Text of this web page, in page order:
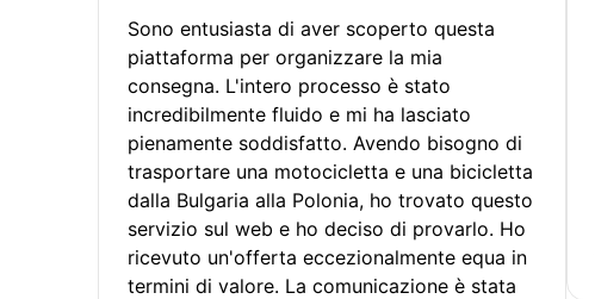
Sono entusiasta di aver scoperto questa
piattaforma per organizzare la mia
consegna. L'intero processo è stato
incredibilmente fluido e mi ha lasciato
pienamente soddisfatto. Avendo bisogno di
trasportare una motocicletta e una bicicletta
dalla Bulgaria alla Polonia, ho trovato questo
servizio sul web e ho deciso di provarlo. Ho
ricevuto un'offerta eccezionalmente equa in
termini di valore. La comunicazione è stata